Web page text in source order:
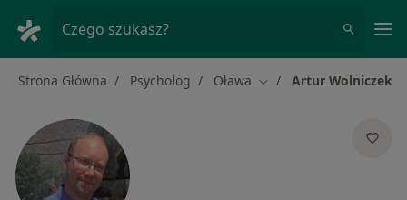
Czego szukasz?
Strona Główna Psycholog Oława Zmień miasto
Artur Wolniczek